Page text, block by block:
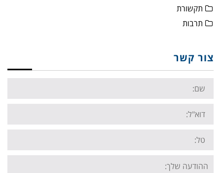
תקשורת
תרבות
צור קשר
Name:
Email:
Tel:
Your
message: